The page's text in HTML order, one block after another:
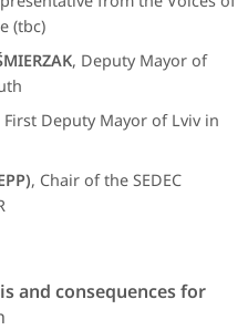
(tbc)
, Deputy Mayor of
First Deputy Mayor of Lviv in
, Chair of the SEDEC
and consequences for